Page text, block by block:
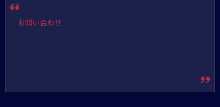
お問い合わせ